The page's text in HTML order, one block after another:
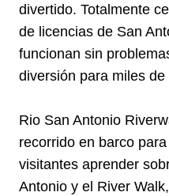
divertido. Totalmente
de licencias de San
funcionan sin
diversión para miles de
Rio San Antonio
recorrido en barco
visitantes aprender
Antonio y el River